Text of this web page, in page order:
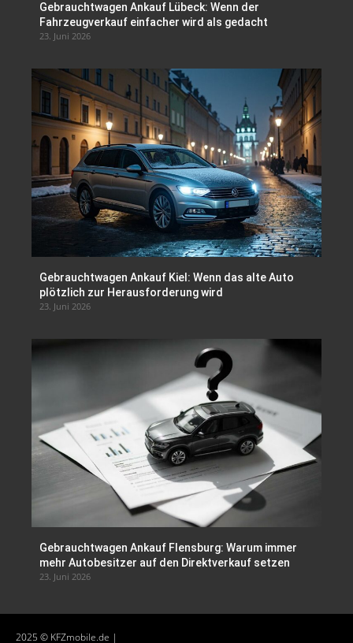
Gebrauchtwagen Ankauf Lübeck: Wenn der
Fahrzeugverkauf einfacher wird als gedacht
23. Juni 2026
Gebrauchtwagen Ankauf Kiel: Wenn das alte Auto
plötzlich zur Herausforderung wird
23. Juni 2026
Gebrauchtwagen Ankauf Flensburg: Warum immer
mehr Autobesitzer auf den Direktverkauf setzen
23. Juni 2026
2025 © KFZmobile.de |